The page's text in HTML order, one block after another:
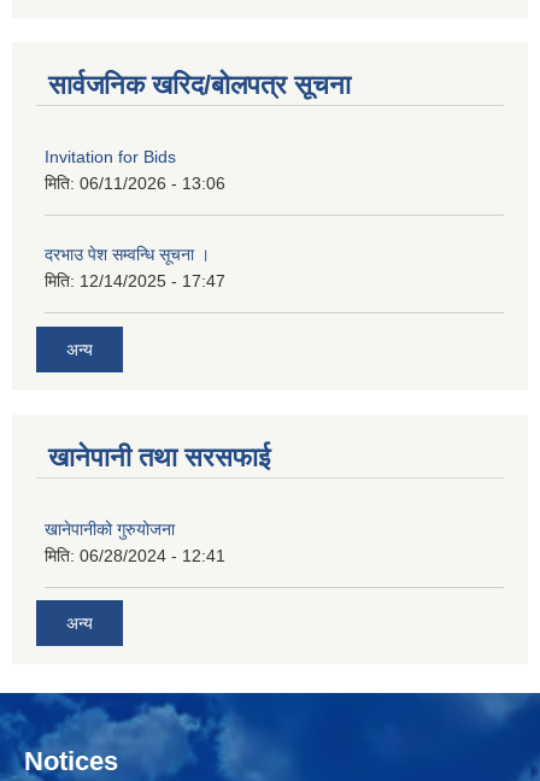
सार्वजनिक खरिद/बोलपत्र सूचना
Invitation for Bids
मिति: 06/11/2026 - 13:06
दरभाउ पेश सम्वन्धि सूचना ।
मिति: 12/14/2025 - 17:47
अन्य
खानेपानी तथा सरसफाई
खानेपानीको गुरुयोजना
मिति: 06/28/2024 - 12:41
अन्य
Notices